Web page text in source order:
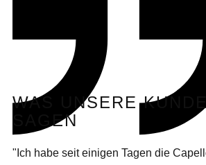
WAS UNSERE
SAGEN
"I​ch habe seit einigen Tagen die